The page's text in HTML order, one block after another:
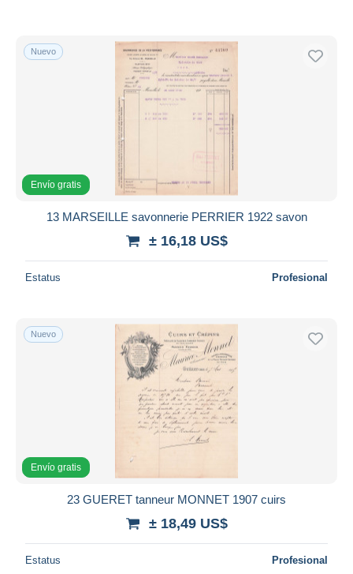
Nuevo
Envío gratis
13 MARSEILLE savonnerie PERRIER 1922 savon
± 16,18 US$
Estatus Profesional
Nuevo
Envío gratis
23 GUERET tanneur MONNET 1907 cuirs
± 18,49 US$
Estatus Profesional